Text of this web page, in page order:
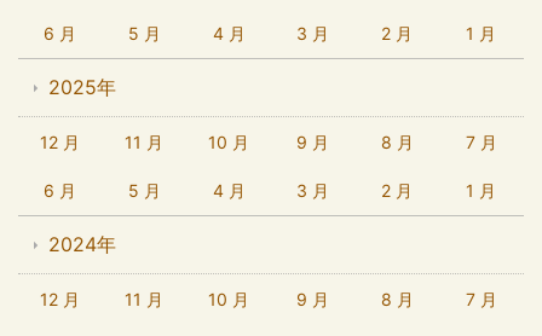
6 月 5 月 4 月 3 月 2 月 1 月
2025年
12 月 11 月 10 月 9 月 8 月 7 月
6 月 5 月 4 月 3 月 2 月 1 月
2024年
12 月 11 月 10 月 9 月 8 月 7 月